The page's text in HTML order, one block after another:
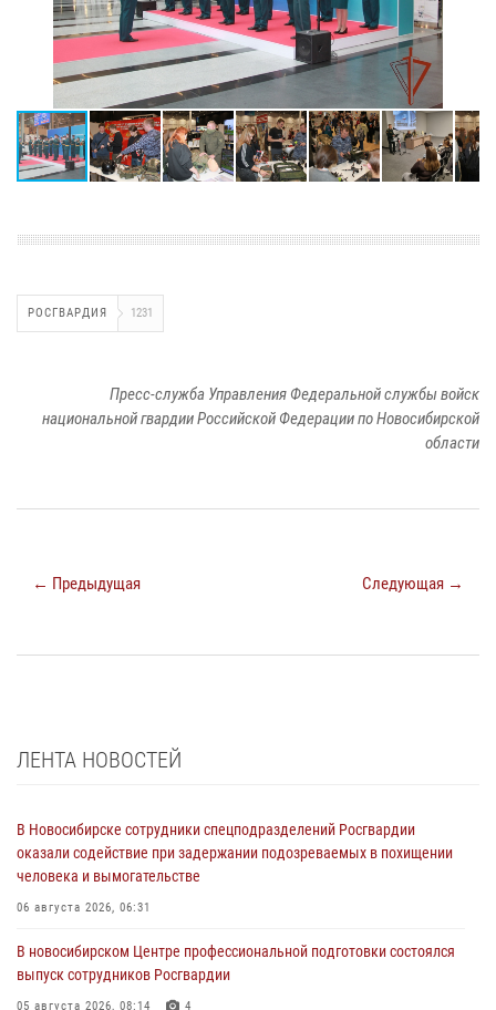
РОСГВАРДИЯ 1231
Пресс-служба Управления Федеральной службы войск
национальной гвардии Российской Федерации по Новосибирской
области
← Предыдущая Следующая →
ЛЕНТА НОВОСТЕЙ
В Новосибирске сотрудники спецподразделений Росгвардии
оказали содействие при задержании подозреваемых в похищении
человека и вымогательстве
06 августа 2026, 06:31
В новосибирском Центре профессиональной подготовки состоялся
выпуск сотрудников Росгвардии
05 августа 2026, 08:14 4